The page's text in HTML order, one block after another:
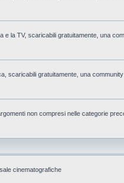
la TV, scaricabili gratuitamente, una
scaricabili gratuitamente, una
non compresi nelle categorie
cinematografiche